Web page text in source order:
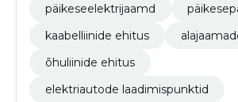
päikeseelektrijaamd
kaabelliinide ehitus
õhuliinide ehitus
elektriautode laadimispunktid